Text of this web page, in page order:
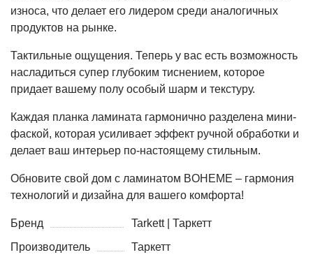
износа, что делает его лидером среди аналогичных
продуктов на рынке.
Тактильные ощущения. Теперь у вас есть возможность
насладиться супер глубоким тиснением, которое
придает вашему полу особый шарм и текстуру.
Каждая планка ламината гармонично разделена мини-
фаской, которая усиливает эффект ручной обработки и
делает ваш интерьер по-настоящему стильным.
Обновите свой дом с ламинатом BOHEME – гармония
технологий и дизайна для вашего комфорта!
Бренд
Tarkett | Таркетт
Производитель
Таркетт